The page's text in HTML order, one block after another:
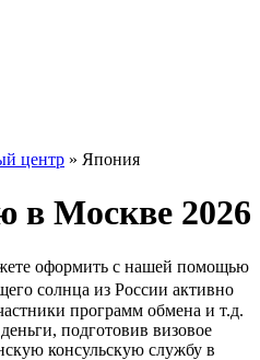
центр » Япония
в Москве 2026
оформить с нашей помощью
солнца из России активно
программ обмена и т.д.
подготовив визовое
консульскую службу в